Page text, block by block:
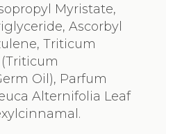
Myristate,
Ascorbyl
Triticum
Oil), Parfum
Alternifolia Leaf